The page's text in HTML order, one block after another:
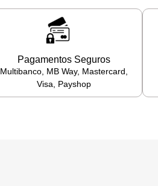
Pagamentos Seguros
Multibanco, MB Way, Mastercard,
Visa, Payshop